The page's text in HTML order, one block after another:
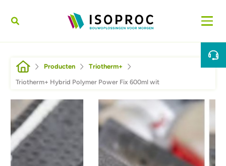
Kruimelpad
Producten Triotherm+
Triotherm+ Hybrid Polymer Power Fix 600ml wit
Afbeelding